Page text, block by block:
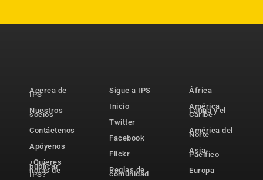
Acerca de
IPS
Nuestros
socios
Contáctenos
Apóyenos
¿Quieres
publicar
notas de
IPS?
Sigue a IPS
Inicio
Twitter
Facebook
Flickr
Reglas de
comunidad
África
América
Latina y el
Caribe
América del
Norte
Asia-
Pacífico
Europa